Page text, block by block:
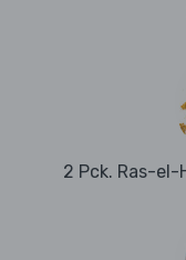
2 Pck. Ras-